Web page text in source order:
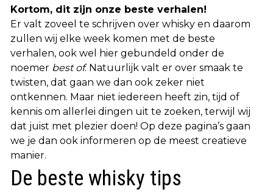
Kortom, dit zijn onze beste verhalen!
Er valt zoveel te schrijven over whisky en daarom
zullen wij elke week komen met de beste
verhalen, ook wel hier gebundeld onder de
noemer best of. Natuurlijk valt er over smaak te
twisten, dat gaan we dan ook zeker niet
ontkennen. Maar niet iedereen heeft zin, tijd of
kennis om allerlei dingen uit te zoeken, terwijl wij
dat juist met plezier doen! Op deze pagina’s gaan
we je dan ook informeren op de meest creatieve
manier.
De beste whisky tips